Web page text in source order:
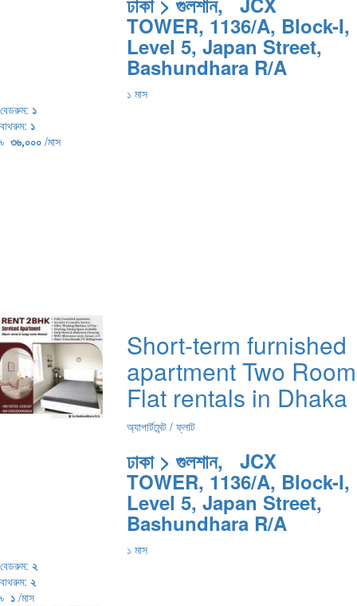
TOWER, 1136/A, Block-I,
Level 5, Japan Street,
Bashundhara R/A
১ মাস
বেডরুম: ১
বাথরুম: ১
৳ ৩৬,০০০ /মাস
Short-term furnished
apartment Two Room
Flat rentals in Dhaka
অ্যাপার্টমেন্ট / ফ্লাট
ঢাকা > গুলশান, JCX
TOWER, 1136/A, Block-I,
Level 5, Japan Street,
Bashundhara R/A
১ মাস
বেডরুম: ২
বাথরুম: ২
৳ ১ /মাস